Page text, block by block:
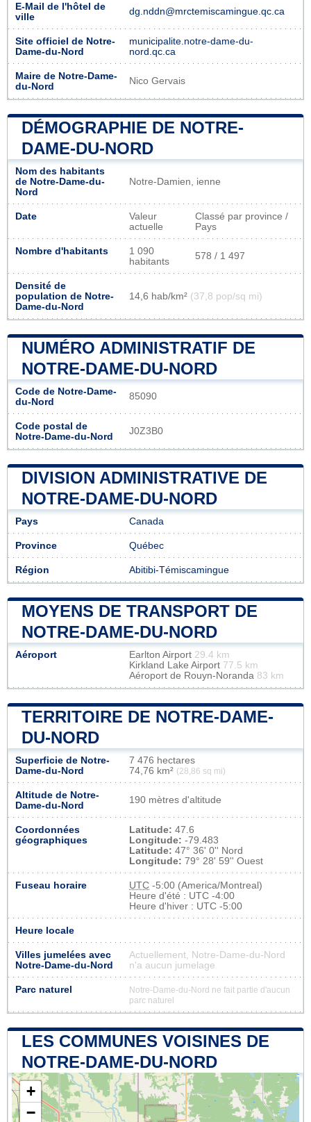
E-Mail de l'hôtel de
ville
dg.nddn@mrctemiscamingue.qc.ca
Site officiel de Notre-
Dame-du-Nord
municipalite.notre-dame-du-
nord.qc.ca
Maire de Notre-Dame-
du-Nord
Nico Gervais
DÉMOGRAPHIE DE NOTRE-
DAME-DU-NORD
Nom des habitants
de Notre-Dame-du-
Nord
Notre-Damien, ienne
Date
Valeur
actuelle
Classé par province /
Pays
Nombre d'habitants
1 090
habitants
578 / 1 497
Densité de
population de Notre-
Dame-du-Nord
14,6 hab/km² (37,8 pop/sq mi)
NUMÉRO ADMINISTRATIF DE
NOTRE-DAME-DU-NORD
Code de Notre-Dame-
du-Nord
85090
Code postal de
Notre-Dame-du-Nord
J0Z3B0
DIVISION ADMINISTRATIVE DE
NOTRE-DAME-DU-NORD
Pays Canada
Province Québec
Région Abitibi-Témiscamingue
MOYENS DE TRANSPORT DE
NOTRE-DAME-DU-NORD
Aéroport Earlton Airport 29.4 km
Kirkland Lake Airport 77.5 km
Aéroport de Rouyn-Noranda 83 km
TERRITOIRE DE NOTRE-DAME-
DU-NORD
Superficie de Notre-
Dame-du-Nord
7 476 hectares
74,76 km² (28,86 sq mi)
Altitude de Notre-
Dame-du-Nord
190 mètres d'altitude
Coordonnées
géographiques
Latitude: 47.6
Longitude: -79.483
Latitude: 47° 36' 0'' Nord
Longitude: 79° 28' 59'' Ouest
Fuseau horaire UTC -5:00 (America/Montreal)
Heure d'été : UTC -4:00
Heure d'hiver : UTC -5:00
Heure locale
Villes jumelées avec
Notre-Dame-du-Nord
Actuellement, Notre-Dame-du-Nord
n'a aucun jumelage
Parc naturel
Notre-Dame-du-Nord ne fait partie d'aucun
parc naturel
LES COMMUNES VOISINES DE
NOTRE-DAME-DU-NORD
+
−